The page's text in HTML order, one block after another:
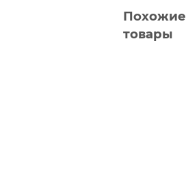
Похожие
товары